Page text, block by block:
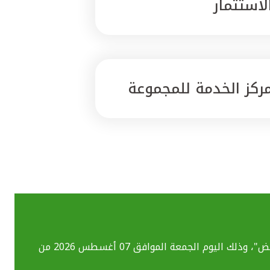
الخدمة للمجموعة
بسبب تحديث الأنظمة التقنية قد تواجهكم بعض الصعوبات في استخدام خدماتنا المصرفية الإلكترونية بما فيهم خدمة "ومض"، وذلك اليوم الجمعة الموافق 07 أغسطس 2026 من